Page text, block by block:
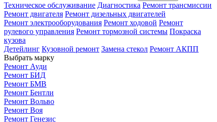
Техническое обслуживание Диагностика Ремонт трансмиссии
Ремонт двигателя Ремонт дизельных двигателей
Ремонт электрооборудования Ремонт ходовой Ремонт
рулевого управления Ремонт тормозной системы Покраска
кузова
Детейлинг Кузовной ремонт Замена стекол Ремонт АКПП
Выбрать марку
Ремонт Ауди
Ремонт БИД
Ремонт БМВ
Ремонт Бентли
Ремонт Вольво
Ремонт Воя
Ремонт Генезис